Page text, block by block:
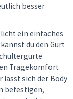
besser
ein einfaches
du den Gurt
Tragekomfort
lässt sich der Body
befestigen,